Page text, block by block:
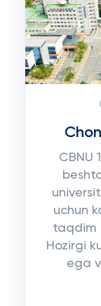
CBNU
uchun
taqdim
Hozirgi
ega